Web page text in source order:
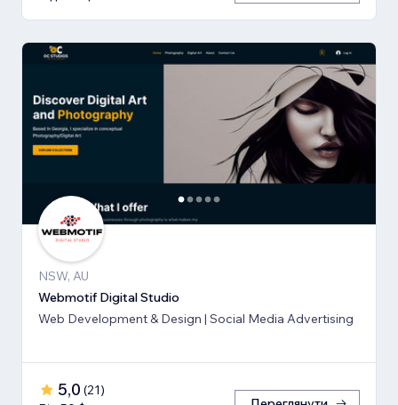
NSW, AU
Webmotif Digital Studio
Web Development & Design | Social Media Advertising
5,0 (21)